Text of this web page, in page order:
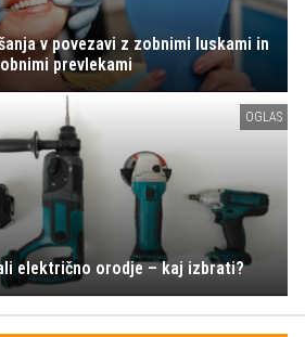
v povezavi z zobnimi luskami in
prevlekami
OGLAS
električno orodje – kaj izbrati?